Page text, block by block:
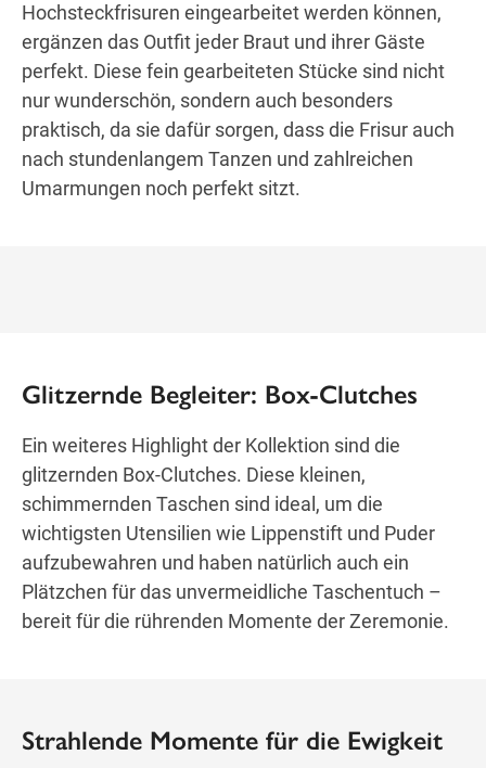
Hochsteckfrisuren eingearbeitet werden können,
ergänzen das Outfit jeder Braut und ihrer Gäste
perfekt. Diese fein gearbeiteten Stücke sind nicht
nur wunderschön, sondern auch besonders
praktisch, da sie dafür sorgen, dass die Frisur auch
nach stundenlangem Tanzen und zahlreichen
Umarmungen noch perfekt sitzt.
Glitzernde Begleiter: Box-Clutches
Ein weiteres Highlight der Kollektion sind die
glitzernden Box-Clutches. Diese kleinen,
schimmernden Taschen sind ideal, um die
wichtigsten Utensilien wie Lippenstift und Puder
aufzubewahren und haben natürlich auch ein
Plätzchen für das unvermeidliche Taschentuch –
bereit für die rührenden Momente der Zeremonie.
Strahlende Momente für die Ewigkeit